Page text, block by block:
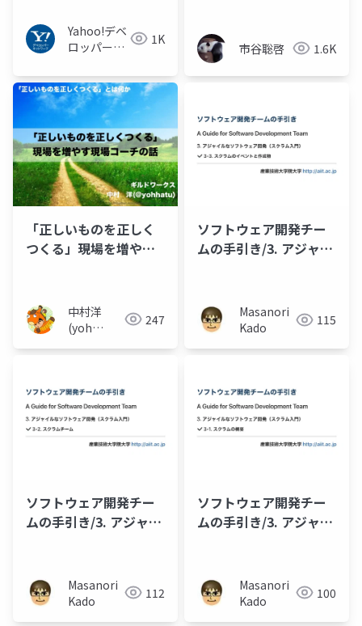
Yahoo!デベ
ロッパーネ
1K
市谷聡啓 1.6K
「正しいものを正しく
つくる」現場を増やす
中村洋
(yoh
247
ソフトウェア開発チー
ムの手引き/3. アジャイ
スクラムのイベントと
作成物
Masanori
Kado
115
ソフトウェア開発チー
ムの手引き/3. アジャイ
スクラムチーム
Masanori
Kado
112
ソフトウェア開発チー
ムの手引き/3. アジャイ
スクラムの概要
Masanori
Kado
100